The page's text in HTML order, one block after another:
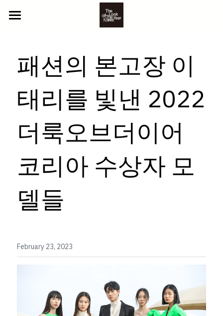
2025 참가자
YOUTH
BEYOND
CLASSIC
NEWS
CONTACT
GALLERY
VIDEO
참가 신청
패션의 본고장 이
태리를 빛낸 2022
더룩오브더이어
코리아 수상자 모
델들
February 23, 2023